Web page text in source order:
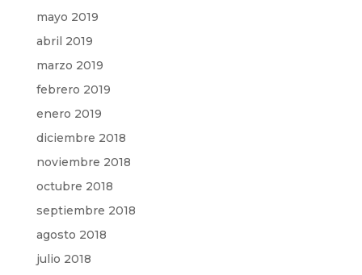
mayo 2019
abril 2019
marzo 2019
febrero 2019
enero 2019
diciembre 2018
noviembre 2018
octubre 2018
septiembre 2018
agosto 2018
julio 2018